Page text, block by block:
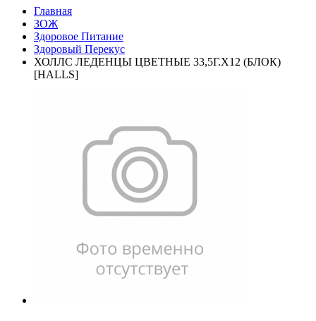
Главная
ЗОЖ
Здоровое Питание
Здоровый Перекус
ХОЛЛС ЛЕДЕНЦЫ ЦВЕТНЫЕ 33,5Г.Х12 (БЛОК)
[HALLS]